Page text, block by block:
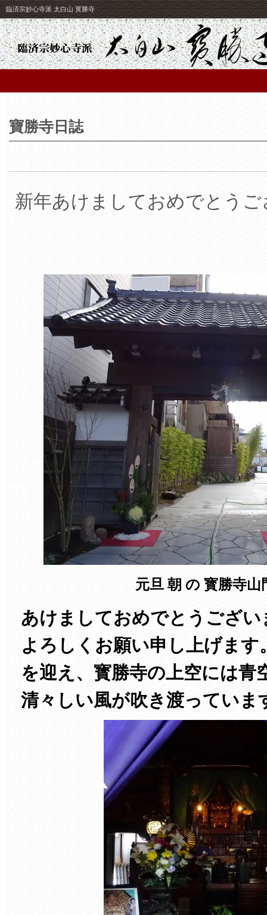
臨済宗妙心寺派 太白山 寳勝寺
寶勝寺日誌
新年あけましておめでとう
元旦 朝 の 寳勝寺山
あけましておめでとうござい
よろしくお願い申し上げます
を迎え、寳勝寺の上空には青
清々しい風が吹き渡っていま